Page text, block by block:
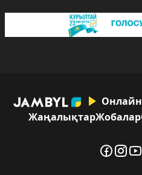
Онлайн
ЖаңалықтарЖобалар